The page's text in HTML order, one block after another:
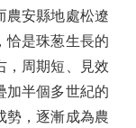
農安縣地處松遼
恰是珠葱生長的
，周期短、見效
加半個多世紀的
勢，逐漸成為農